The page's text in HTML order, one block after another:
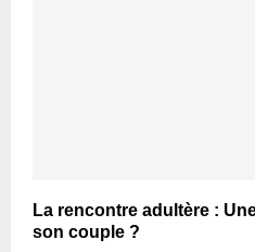
La rencontre adultère :
son couple ?